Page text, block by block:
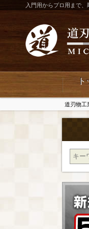
入門用からプロ用まで、
道刃物工